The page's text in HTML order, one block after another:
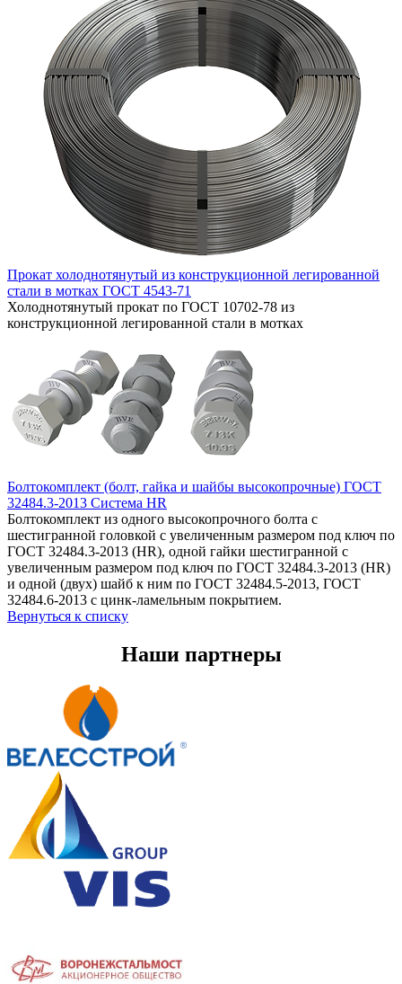
Прокат холоднотянутый из конструкционной легированной
стали в мотках ГОСТ 4543-71
Холоднотянутый прокат по ГОСТ 10702-78 из
конструкционной легированной стали в мотках
Болтокомплект (болт, гайка и шайбы высокопрочные) ГОСТ
32484.3-2013 Система HR
Болтокомплект из одного высокопрочного болта с
шестигранной головкой с увеличенным размером под ключ по
ГОСТ 32484.3-2013 (HR), одной гайки шестигранной с
увеличенным размером под ключ по ГОСТ 32484.3-2013 (HR)
и одной (двух) шайб к ним по ГОСТ 32484.5-2013, ГОСТ
32484.6-2013 с цинк-ламельным покрытием.
Вернуться к списку
Наши партнеры